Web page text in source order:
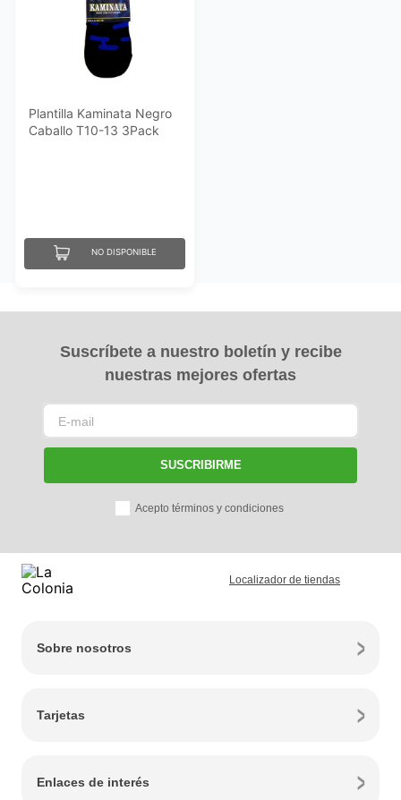
Plantilla Kaminata Negro
Caballo T10-13 3Pack
NO DISPONIBLE
Suscríbete a nuestro boletín y recibe
nuestras mejores ofertas
SUSCRIBIRME
Acepto términos y condiciones
Localizador de tiendas
Sobre nosotros
Tarjetas
Enlaces de interés